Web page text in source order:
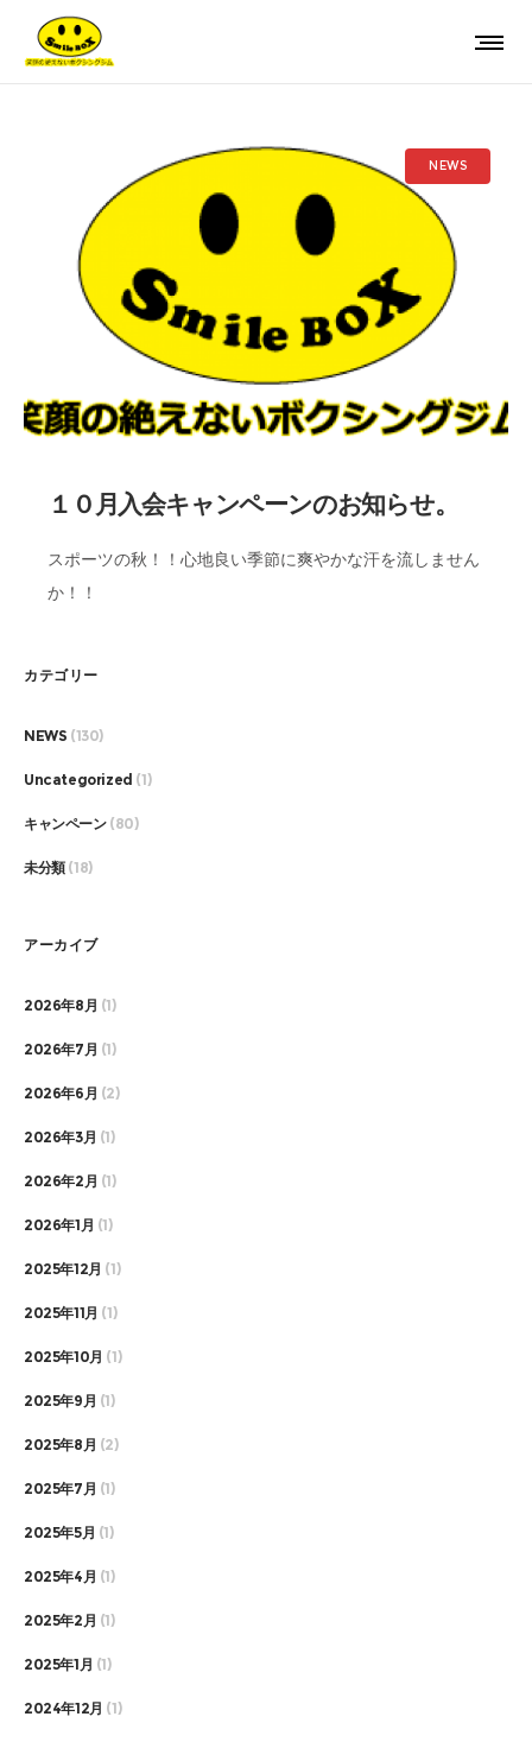
NEWS
１０月入会キャンペーンのお知らせ。
スポーツの秋！！心地良い季節に爽やかな汗を流しません
か！！
カテゴリー
NEWS (130)
Uncategorized (1)
キャンペーン(80)
未分類(18)
アーカイブ
2026年8月 (1)
2026年7月 (1)
2026年6月 (2)
2026年3月 (1)
2026年2月 (1)
2026年1月 (1)
2025年12月 (1)
2025年11月 (1)
2025年10月 (1)
2025年9月 (1)
2025年8月 (2)
2025年7月 (1)
2025年5月 (1)
2025年4月 (1)
2025年2月 (1)
2025年1月 (1)
2024年12月 (1)